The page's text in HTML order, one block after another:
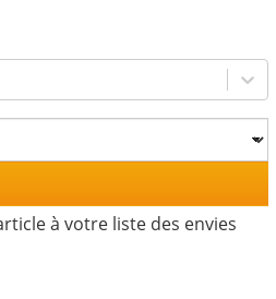
à votre liste des envies